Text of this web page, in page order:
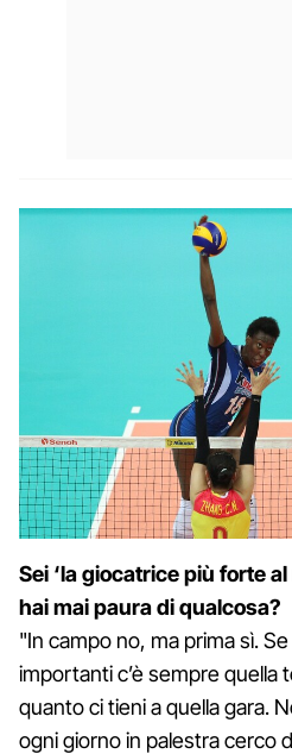
Sei ‘la giocatrice più forte
hai mai paura di qualcosa?
"In campo no, ma prima sì.
importanti c’è sempre quella
quanto ci tieni a quella gara.
ogni giorno in palestra cerco